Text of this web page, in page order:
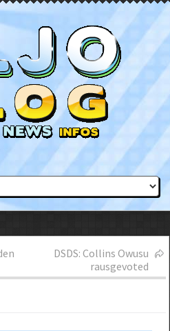
DSDS: Collins Owusu
rausgevoted